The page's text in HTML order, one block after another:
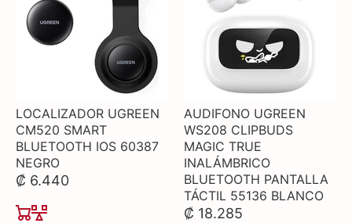
LOCALIZADOR UGREEN
CM520 SMART
BLUETOOTH IOS 60387
NEGRO
₡ 6.440
AUDIFONO UGREEN
WS208 CLIPBUDS
MAGIC TRUE
INALÁMBRICO
BLUETOOTH PANTALLA
TÁCTIL 55136 BLANCO
₡ 18.285